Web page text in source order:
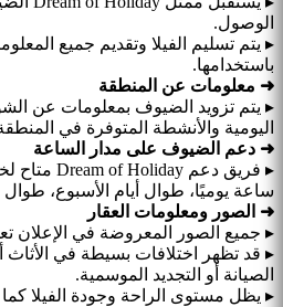
الوصول.
▸ يتم تسليم الفيلا وتقديم جميع
باستخدامها.
➜ معلومات عن المنطقة
▸ يتم تزويد الضيوف بمعلومات عن
اليومية والأنشطة المتوفرة في
➜ دعم الضيوف على مدار الساعة
ساعة يوميًا، طوال أيام الأسبوع، طوال
➜ الصور ومعلومات العقار
▸ جميع الصور المعروضة في الإعلان
▸ قد تظهر اختلافات بسيطة في الأثاث
الصيانة أو التجديد الموسمية.
▸ يظل مستوى الراحة وجودة الفيلا